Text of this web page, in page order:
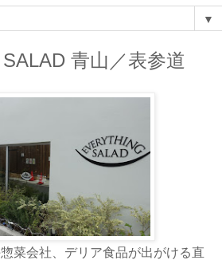
▼
青山／表参道
菜会社、デリア食品が出がける直